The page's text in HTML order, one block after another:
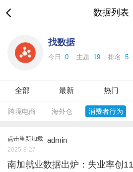
数据列表
找数据
今日: 0 主题: 19 排名: 5
全部 最新 热门
跨境电商 海外仓 消费者行为
点击重新加载 admin
2025-8-27
南加就业数据出炉：失业率创